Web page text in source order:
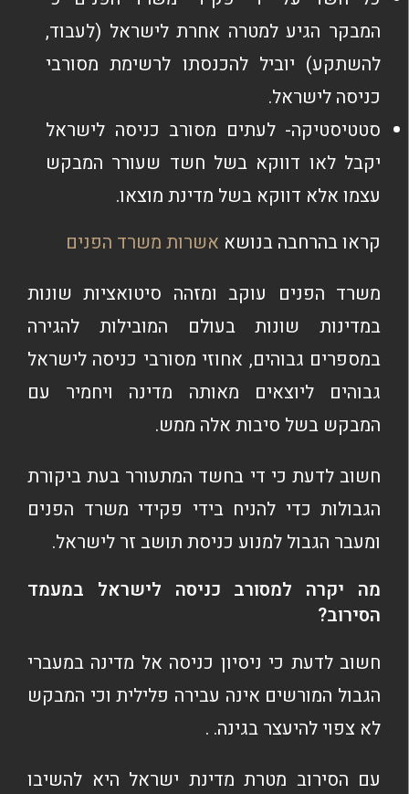
המבקר הגיע למטרה אחרת לישראל (לעבוד,
להשתקע) יוביל להכנסתו לרשימת מסורבי
כניסה לישראל.
סטטיסטיקה- לעתים מסורב כניסה לישראל
יקבל לאו דווקא בשל חשד שעורר המבקש
עצמו אלא דווקא בשל מדינת מוצאו.
קראו בהרחבה בנושא אשרות משרד הפנים
משרד הפנים עוקב ומזהה סיטואציות שונות
במדינות שונות בעולם המובילות להגירה
במספרים גבוהים, אחוזי מסורבי כניסה לישראל
גבוהים ליוצאים מאותה מדינה ויחמיר עם
המבקש בשל סיבות אלה ממש.
חשוב לדעת כי די בחשד המתעורר בעת ביקורת
הגבולות כדי להניח בידי פקידי משרד הפנים
ומעבר הגבול למנוע כניסת תושב זר לישראל.
מה יקרה למסורב כניסה לישראל במעמד
הסירוב?
חשוב לדעת כי ניסיון כניסה אל מדינה במעברי
הגבול המורשים אינה עבירה פלילית וכי המבקש
לא צפוי להיעצר בגינה. .
עם הסירוב מטרת מדינת ישראל היא להשיבו